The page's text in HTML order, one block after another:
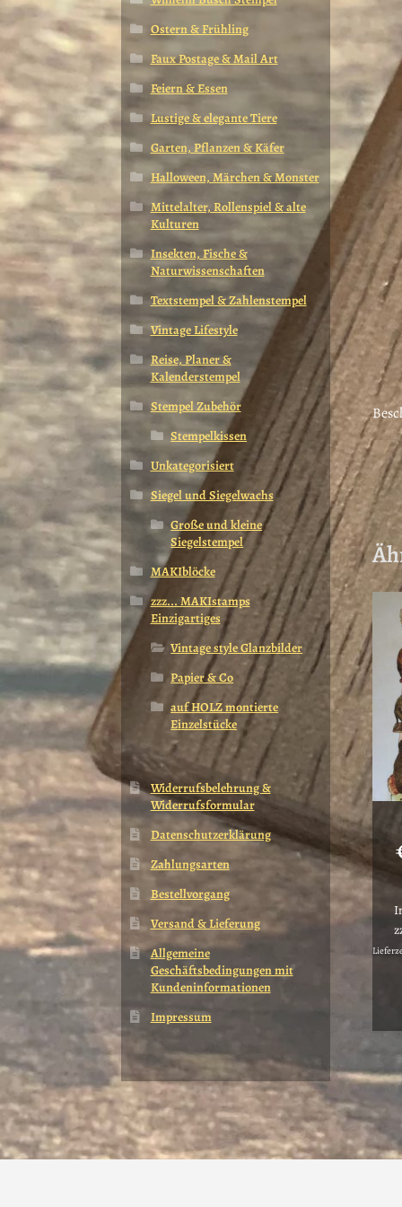
Ostern & Frühling
Faux Postage & Mail Art
Feiern & Essen
Lustige & elegante Tiere
Garten, Pflanzen & Käfer
Halloween, Märchen & Monster
Mittelalter, Rollenspiel & alte
Kulturen
Insekten, Fische &
Naturwissenschaften
Textstempel & Zahlenstempel
Vintage Lifestyle
Reise, Planer &
Kalenderstempel
Stempel Zubehör
Stempelkissen
Unkategorisiert
Siegel und Siegelwachs
Große und kleine
Siegelstempel
MAKIblöcke
zzz... MAKIstamps
Einzigartiges
Vintage style Glanzbilder
Papier & Co
auf HOLZ montierte
Einzelstücke
Widerrufsbelehrung &
Widerrufsformular
Datenschutzerklärung
Zahlungsarten
Bestellvorgang
Versand & Lieferung
Allgemeine
Geschäftsbedingungen mit
Kundeninformationen
Impressum